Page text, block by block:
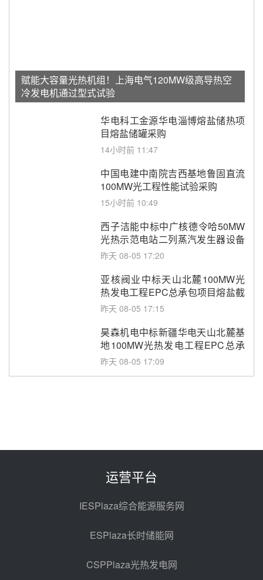
赋能大容量光热机组！上海电气120MW级高导热空
冷发电机通过型式试验
华电科工金源华电淄博熔盐储热项
目熔盐储罐采购
14小时前 11:47
中国电建中南院吉西基地鲁固直流
100MW光工程性能试验采购
15小时前 10:49
西子洁能中标中广核德令哈50MW
光热示范电站二列蒸汽发生器设备
采购
昨天 08-05 17:20
亚核阀业中标天山北麓100MW光
热发电工程EPC总承包项目熔盐截
止阀、熔盐三偏心蝶阀采购
昨天 08-05 17:15
昊森机电中标新疆华电天山北麓基
地100MW光热发电工程EPC总承
包项目熔盐介质超声波流量计采购
昨天 08-05 17:09
电机组灵活性改造项目三元液态盐
2026-2029年熔盐介质框架协议
中能建华中试研院中标重能新疆
100MW光热项目机组调试及性能
试验
昨天 08-05 10:41
运营平台
IESPlaza综合能源服务网
ESPlaza长时储能网
CSPPlaza光热发电网